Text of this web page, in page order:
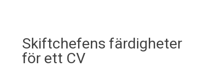
Skiftchefens färdigheter
för ett CV